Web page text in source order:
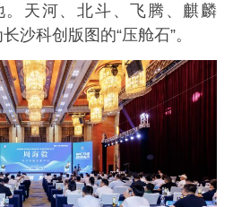
天河、北斗、飞腾、麒麟
沙科创版图的“压舱石”。